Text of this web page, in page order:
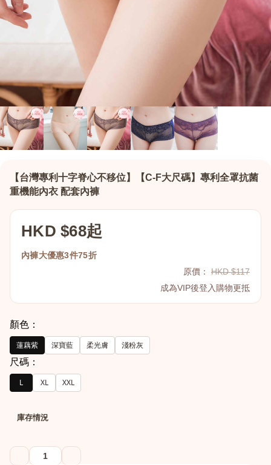
【台灣專利十字脊心不移位】【C-F大尺碼】專利全罩抗菌
重機能內衣 配套內褲
HKD $68起
內褲大優惠3件75折
原價：
HKD $117
成為VIP後登入購物更抵
顏色：
蓮藕紫 深寶藍 柔光膚 淺粉灰
尺碼：
L XL XXL
庫存情況